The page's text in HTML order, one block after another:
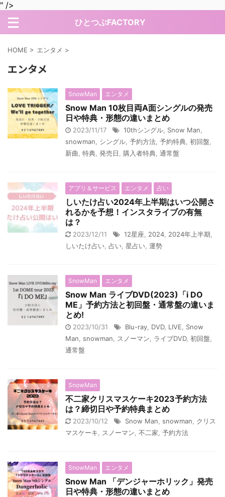
" />
ひとつぶFACTORY
HOME > エンタメ >
エンタメ
SnowMan エンタメ
Snow Man 10枚目両A面シングルの発売
日や特典・形態の違いまとめ
2023/11/17 10thシングル Snow Man
snowman
シングル 予約方法 予約特典 初回盤
新曲 特典 発売日 購入者特典 通常盤
アプリ＆サービス エンタメ 占い
しいたけ占い2024年上半期はいつ公開さ
れるかを予想！インスタライブの有無
は？
2023/12/11 12星座 2024 2024年上半期
しいたけ占い 占い 星占い 運勢
SnowMan エンタメ
Snow Man ライブDVD(2023)「i DO
ME」予約方法と初回盤・通常盤の違いま
とめ!
2023/10/31 Blu-ray DVD, LIVE
Snow
Man
snowman スノーマン ライブDVD, 初回盤
通常盤
SnowMan
不二家クリスマスケーキ2023予約方法
は？締切日や予約特典まとめ
2023/10/12 Snow Man snowman
クリス
マスケーキ
スノーマン 不二家 予約方法
SnowMan エンタメ
Snow Man 「デンジャーホリック」発売
日や特典・形態の違いまとめ